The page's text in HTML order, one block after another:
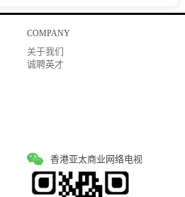
COMPANY
关于我们
诚聘英才
香港亚太商业网络电视